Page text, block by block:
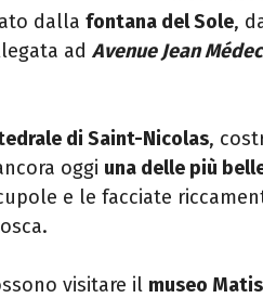
dalla fontana del Sole,
ad Avenue Jean
di Saint-Nicolas,
oggi una delle più
e le facciate
visitare il museo